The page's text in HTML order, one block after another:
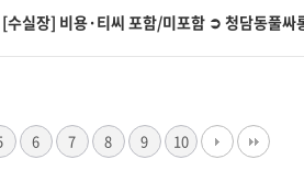
실장] 비용·티씨 포함/미포함 ➲ 청담동풀싸
6 7 8 9 10